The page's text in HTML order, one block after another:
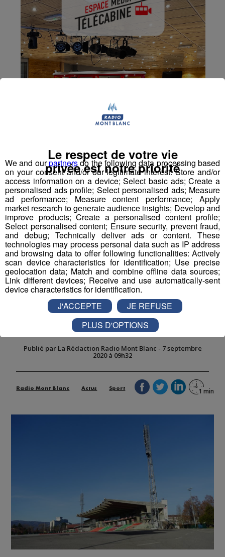
Football : le FC Annecy a enfin
trouvé un stade de remplacement
pour la saison
Publié par La Rédaction Radio Mont Blanc - 7 septembre
2020 à 09h32
Radio Mont Blanc Actus Sport
We and ourpartnersdo the following data processing based
on your consent and/or our legitimate interest: Store and/or
access information on a device; Select basic ads; Create a
personalised ads profile; Select personalised ads; Measure
ad performance; Measure content performance; Apply
market research to generate audience insights; Develop and
improve products; Create a personalised content profile;
Select personalised content; Ensure security, prevent fraud,
and debug; Technically deliver ads or content. These
technologies may process personal data such as IP address
and browsing data to offer following functionalities: Actively
scan device characteristics for identification; Use precise
geolocation data; Match and combine offline data sources;
Link different devices; Receive and use automatically-sent
device characteristics for identification.
Le respect de votre vie
privée est notre priorité
J'ACCEPTE
JE REFUSE
PLUS D'OPTIONS